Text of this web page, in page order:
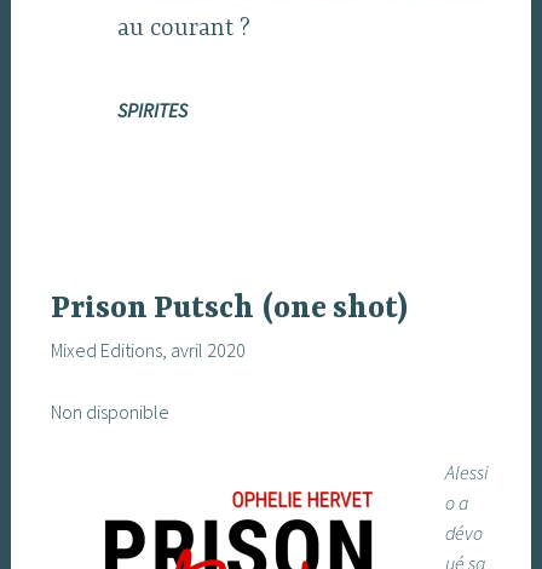
au courant ?
SPIRITES
Prison Putsch (one shot)
Mixed Editions, avril 2020
Non disponible
Alessi
o a
dévo
ué sa